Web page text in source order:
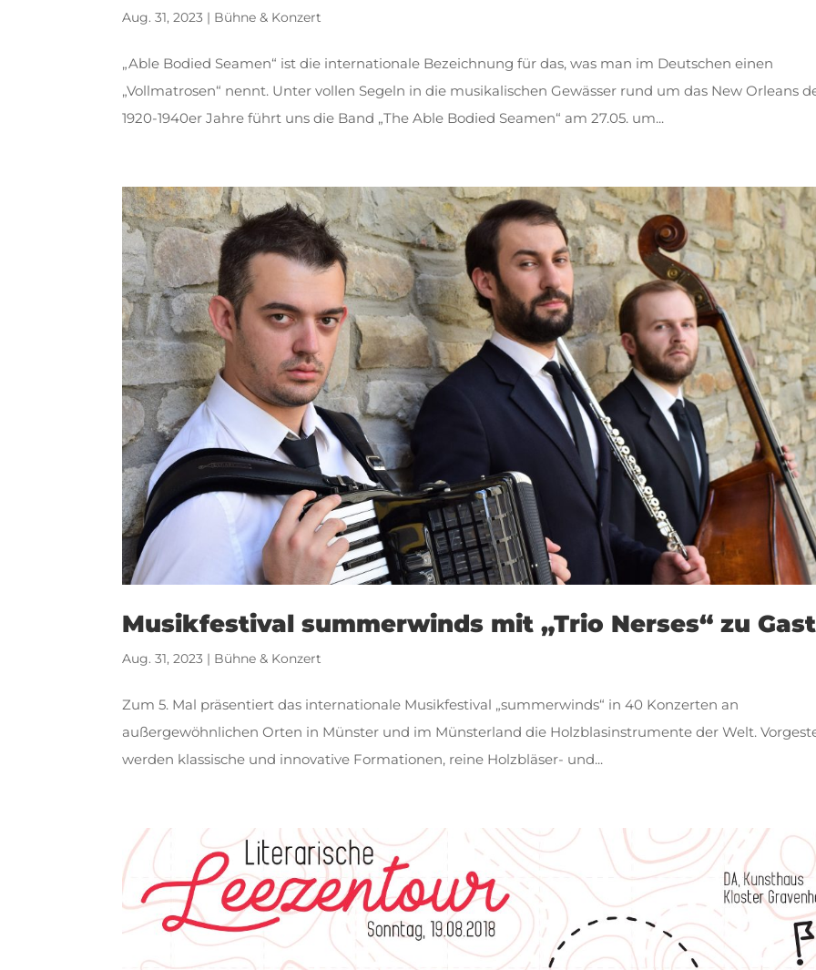
Aug. 31, 2023 | Bühne & Konzert
„Able Bodied Seamen“ ist die internationale Bezeichnung für das, was man im Deutschen einen
„Vollmatrosen“ nennt. Unter vollen Segeln in die musikalischen Gewässer rund um das New Orleans
1920-1940er Jahre führt uns die Band „The Able Bodied Seamen“ am 27.05. um...
Musikfestival summerwinds mit „Trio Nerses“ zu Gast
Aug. 31, 2023 | Bühne & Konzert
Zum 5. Mal präsentiert das internationale Musikfestival „summerwinds“ in 40 Konzerten an
außergewöhnlichen Orten in Münster und im Münsterland die Holzblasinstrumente der Welt.
werden klassische und innovative Formationen, reine Holzbläser- und...